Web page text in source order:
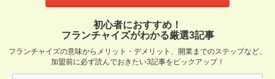
初心者におすすめ！
フランチャイズがわかる厳選3記事
フランチャイズの意味からメリット・デメリット、開業までのステップなど、
加盟前に必ず読んでおきたい3記事をピックアップ！